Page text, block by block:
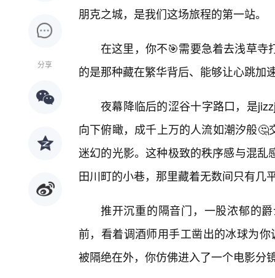
分享
朋克之城，是我们这场旅程的第一站。
在这里，你不🎯需要急着去浅草寺
的是那种藏在繁华背后、能够让心跳加
夜幕降临后的涩谷十字路口，是
向下俯瞰，成千上万的人流如潮汐般
迷幻的光影。这种极致的秩序感与混
田川町的小巷，那里藏着无数间只有几
推开沉重的隔音门，一股浓郁的
前，看着调酒师用手工凿出的冰球为
被隔绝在外，你仿佛进入了一个电影分